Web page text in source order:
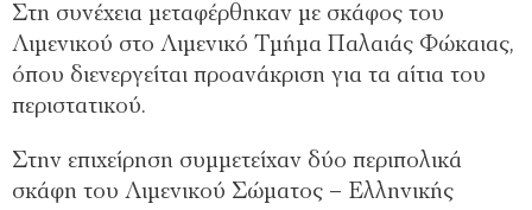
Στη συνέχεια μεταφέρθηκαν με σκάφος του
Λιμενικού στο Λιμενικό Τμήμα Παλαιάς Φώκαιας,
όπου διενεργείται προανάκριση για τα αίτια του
περιστατικού.
Στην επιχείρηση συμμετείχαν δύο περιπολικά
σκάφη του Λιμενικού Σώματος – Ελληνικής